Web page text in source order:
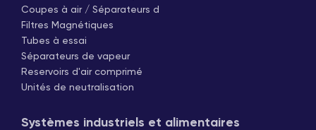
Coupes à air / Séparateurs d
Filtres Magnétiques
Tubes à essai
Séparateurs de vapeur
Reservoirs d'air comprimé
Unités de neutralisation
Systèmes industriels et alimentaires